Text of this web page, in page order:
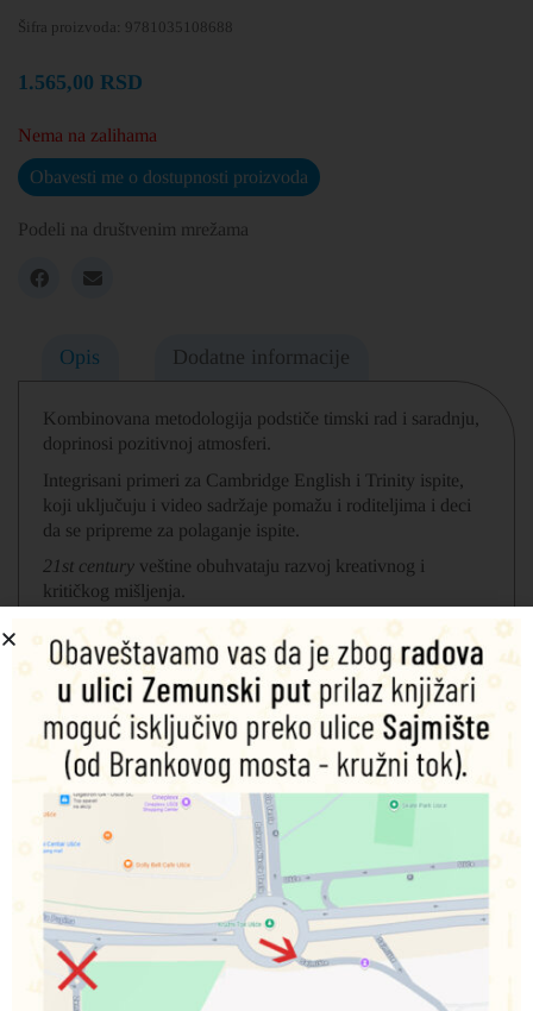
Šifra proizvoda: 9781035108688
1.565,00 RSD
Nema na zalihama
Obavesti me o dostupnosti proizvoda
Podeli na društvenim mrežama
Opis Dodatne informacije
Kombinovana metodologija podstiče timski rad i saradnju,
doprinosi pozitivnoj atmosferi.
Integrisani primeri za Cambridge English i Trinity ispite,
koji uključuju i video sadržaje pomažu i roditeljima i deci
da se pripreme za polaganje ispite.
21st century veštine obuhvataju razvoj kreativnog i
kritičkog mišljenja.
10 nastavnih oblasti po 8 lekcija
3 projekta
2 praznične lekcije (Dan ljubavi, Dan logorske vatre)
Akcenat na britanskoj kulturi i načinu života
Priprema za polaganje Cambridge Starters ispita
Slikovne nalepnice
Kod za Navio aplikaciju: učenici mogu da kreiraju svoj
avatar lik i da kroz Navio svet istražuju jezik; dodatna
vežbanja i sadržaji u formi igrica, pesmice, priče i
PRELISTAJTE
DIGITALNA BROŠURA